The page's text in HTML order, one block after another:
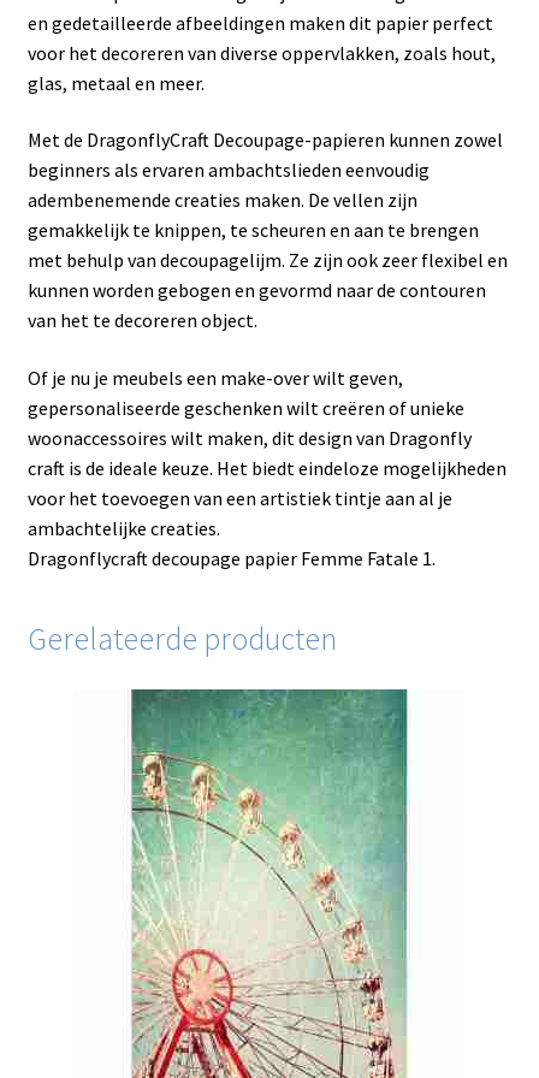
en gedetailleerde afbeeldingen maken dit papier perfect
voor het decoreren van diverse oppervlakken, zoals hout,
glas, metaal en meer.
Met de DragonflyCraft Decoupage-papieren kunnen zowel
beginners als ervaren ambachtslieden eenvoudig
adembenemende creaties maken. De vellen zijn
gemakkelijk te knippen, te scheuren en aan te brengen
met behulp van decoupagelijm. Ze zijn ook zeer flexibel en
kunnen worden gebogen en gevormd naar de contouren
van het te decoreren object.
Of je nu je meubels een make-over wilt geven,
gepersonaliseerde geschenken wilt creëren of unieke
woonaccessoires wilt maken, dit design van Dragonfly
craft is de ideale keuze. Het biedt eindeloze mogelijkheden
voor het toevoegen van een artistiek tintje aan al je
ambachtelijke creaties.
Dragonflycraft decoupage papier Femme Fatale 1.
Gerelateerde producten